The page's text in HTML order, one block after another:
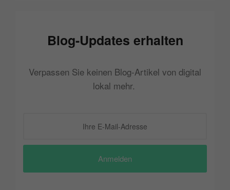
Blog-Updates erhalten
Verpassen Sie keinen Blog-Artikel von digital
lokal mehr.
Anmelden